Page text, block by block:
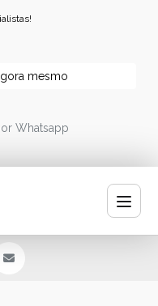
mesmo
Whatsapp